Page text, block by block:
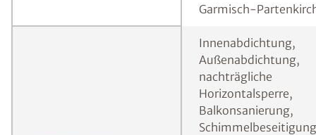
Garmisch-
Innenabdichtung,
Außenabdichtung,
nachträgliche
Horizontalsperre,
Balkonsanierung,